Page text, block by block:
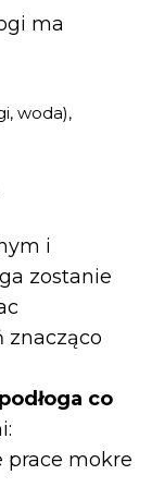
ma
woda),
i
zostanie
znacząco
co
prace mokre